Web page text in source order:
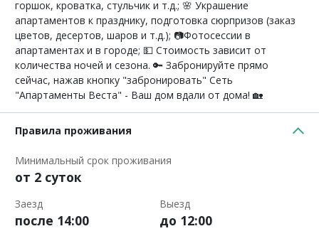
горшок, кроватка, стульчик и т.д.; 🌸 Украшение
апартаментов к празднику, подготовка сюрпризов (заказ
цветов, десертов, шаров и т.д.); 📷Фотосессии в
апартаментах и в городе; 💵 Стоимость зависит от
количества ночей и сезона. 🔑 Забронируйте прямо
сейчас, нажав кнопку "забронировать" Сеть
"Апартаменты Веста" - Ваш дом вдали от дома! 🏡
Правила проживания
Минимальный срок проживания
от 2 суток
Заезд
после 14:00
Выезд
до 12:00